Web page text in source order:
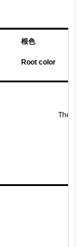
根色
Root color
The